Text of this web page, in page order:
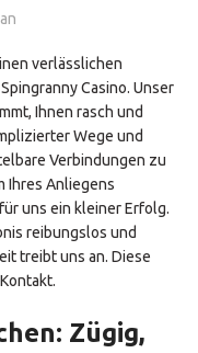
verlässlichen
Casino. Unser
Ihnen rasch und
Wege und
Verbindungen zu
Ihres Anliegens
uns ein kleiner Erfolg.
reibungslos und
treibt uns an. Diese
Zügig,